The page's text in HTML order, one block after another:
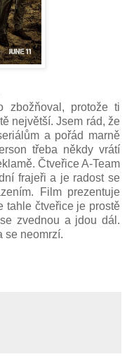
zbožňoval, protože ti
největší. Jsem rád, že
a pořád marně
třeba někdy vrátí
Čtveřice A-Team
frajeři a je radost se
Film prezentuje
tahle čtveřice je prostě
zvednou a jdou dál.
se neomrzí.